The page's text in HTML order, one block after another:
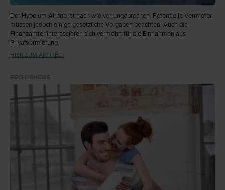
Der Hype um Airbnb ist nach wie vor ungebrochen. Potentielle Vermieter
müssen jedoch einige gesetzliche Vorgaben beachten. Auch die
Finanzämter interessieren sich vermehrt für die Einnahmen aus
Privatvermietung.
HIER ZUM ARTIKEL ›